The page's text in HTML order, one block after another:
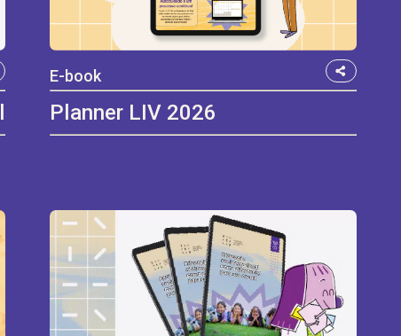
E-book
Planner LIV 2026